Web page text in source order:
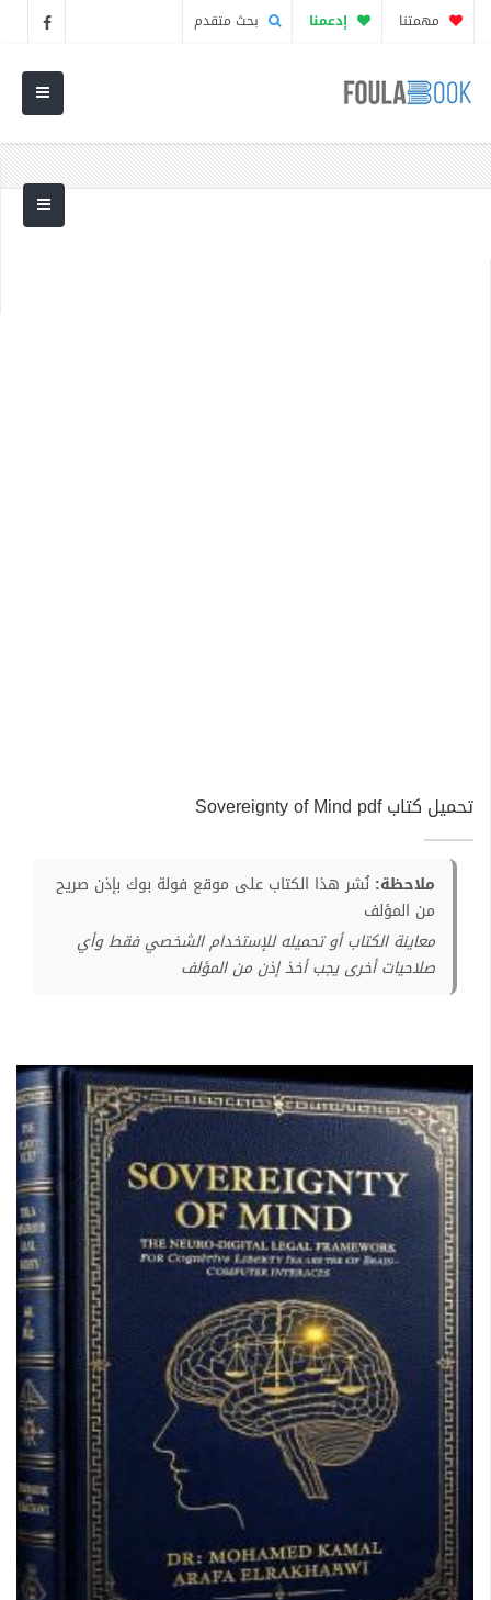
مهمتنا إدعمنا بحث متقدم
تحميل كتاب Sovereignty of Mind pdf
ملاحظة: نُشر هذا الكتاب على موقع فولة بوك بإذن صريح
من المؤلف
معاينة الكتاب أو تحميله للإستخدام الشخصي فقط وأي
صلاحيات أخرى يجب أخذ إذن من المؤلف